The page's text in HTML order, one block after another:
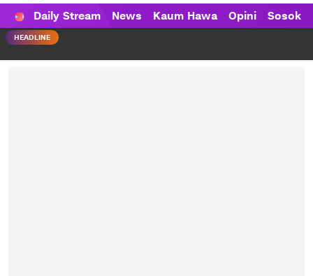
HAWA
Haluan Wanita Indonesia
Daily Stream News Kaum Hawa Opini Sosok
HEADLINE